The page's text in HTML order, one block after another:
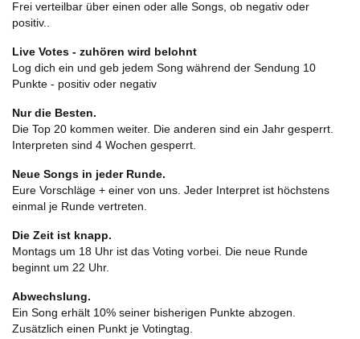
Frei verteilbar über einen oder alle Songs, ob negativ oder
positiv..
Live Votes - zuhören wird belohnt
Log dich ein und geb jedem Song während der Sendung 10
Punkte - positiv oder negativ
Nur die Besten.
Die Top 20 kommen weiter. Die anderen sind ein Jahr gesperrt.
Interpreten sind 4 Wochen gesperrt.
Neue Songs in jeder Runde.
Eure Vorschläge + einer von uns. Jeder Interpret ist höchstens
einmal je Runde vertreten.
Die Zeit ist knapp.
Montags um 18 Uhr ist das Voting vorbei. Die neue Runde
beginnt um 22 Uhr.
Abwechslung.
Ein Song erhält 10% seiner bisherigen Punkte abzogen.
Zusätzlich einen Punkt je Votingtag.